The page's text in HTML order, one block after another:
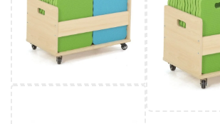
votre
d’achat
bénéficie
d’une